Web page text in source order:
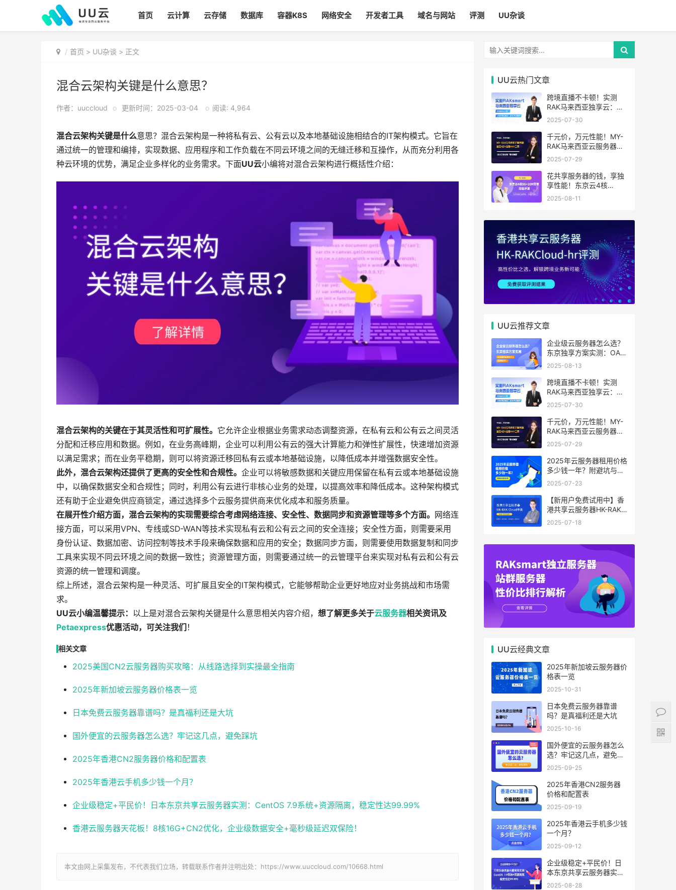
首页 云计算 云存储 数据库 容器K8S 网络安全 开发者工具 域名与网站 评测 UU杂谈
首页 > UU杂谈 > 正文
混合云架构关键是什么意思？
作者：uuccloud o 更新时间：2025-03-04 o 阅读: 4,964
混合云架构关键是什么意思？混合云架构是一种将私有云、公有云以及本地基础设施相结合的IT架构模式。它旨在
通过统一的管理和编排，实现数据、应用程序和工作负载在不同云环境之间的无缝迁移和互操作，从而充分利用各
种云环境的优势，满足企业多样化的业务需求。下面UU云小编将对混合云架构进行概括性介绍：
混合云架构的关键在于其灵活性和可扩展性。 它允许企业根据业务需求动态调整资源，在私有云和公有云之间灵活
分配和迁移应用和数据。例如，在业务高峰期，企业可以利用公有云的强大计算能力和弹性扩展性，快速增加资源
以满足需求；而在业务平稳期，则可以将资源迁移回私有云或本地基础设施，以降低成本并增强数据安全性。
此外，混合云架构还提供了更高的安全性和合规性。 企业可以将敏感数据和关键应用保留在私有云或本地基础设施
中，以确保数据安全和合规性；同时，利用公有云进行非核心业务的处理，以提高效率和降低成本。这种架构模式
还有助于企业避免供应商锁定，通过选择多个云服务提供商来优化成本和服务质量。
在展开性介绍方面，混合云架构的实现需要综合考虑网络连接、安全性、数据同步和资源管理等多个方面。
网络连
接方面，可以采用VPN、专线或SD-WAN等技术实现私有云和公有云之间的安全连接；安全性方面，则需要采用
身份认证、数据加密、访问控制等技术手段来确保数据和应用的安全；数据同步方面，则需要使用数据复制和同步
工具来实现不同云环境之间的数据一致性；资源管理方面，则需要通过统一的云管理平台来实现对私有云和公有云
资源的统一管理和调度。
综上所述，混合云架构是一种灵活、可扩展且安全的IT架构模式，它能够帮助企业更好地应对业务挑战和市场需
求。
UU云小编温馨提示： 以上是对混合云架构关键是什么意思相关内容介绍， 想了解更多关于云服务器相关资讯及
Petaexpress优惠活动，可关注我们 ！
相关文章
2025美国CN2云服务器购买攻略：从线路选择到实操最全指南
2025年新加坡云服务器价格表一览
日本免费云服务器靠谱吗？是真福利还是大坑
国外便宜的云服务器怎么选？牢记这几点，避免踩坑
2025年香港CN2服务器价格和配置表
2025年香港云手机多少钱一个月？
企业级稳定+平民价！日本东京共享云服务器实测：CentOS 7.9系统+资源隔离，稳定性达99.99%
香港云服务器天花板！8核16G+CN2优化，企业级数据安全+毫秒级延迟双保险！
本文由网上采集发布，不代表我们立场，转载联系作者并注明出处：https://www.uuccloud.com/10668.html
UU云热门文章
跨境直播不卡顿！实测
RAK马来西亚独享云：
1080P推流稳定，首月6
2025-07-30
千元价，万元性能！MY-
RAK马来西亚云服务器：
首月5折+免费SEO工具，
2025-07-29
花共享服务器的钱，享独
享性能！东京云4核
8G+10M带宽降价来袭
2025-08-11
UU云推荐文章
企业级云服务器怎么选？
东京独享方案实测：OA系
统响应提速40%，成本降
2025-08-13
跨境直播不卡顿！实测
RAK马来西亚独享云：
1080P推流稳定，首月6
2025-07-30
千元价，万元性能！MY-
RAK马来西亚云服务器：
首月5折+免费SEO工具，
2025-07-29
2025年云服务器租用价格
多少钱一年？附避坑与省
钱攻略
2025-07-23
【新用户免费试用中】香
港共享云服务器HK-RAK
Cloud评测：低延迟、高
2025-07-18
UU云经典文章
2025年新加坡云服务器价
格表一览
2025-10-31
日本免费云服务器靠谱
吗？是真福利还是大坑
2025-10-16
国外便宜的云服务器怎么
选？牢记这几点，避免踩
坑
2025-09-25
2025年香港CN2服务器
价格和配置表
2025-09-19
2025年香港云手机多少钱
一个月？
2025-09-12
企业级稳定+平民价！日
本东京共享云服务器实
测：CentOS 7.9系统+资
2025-08-28